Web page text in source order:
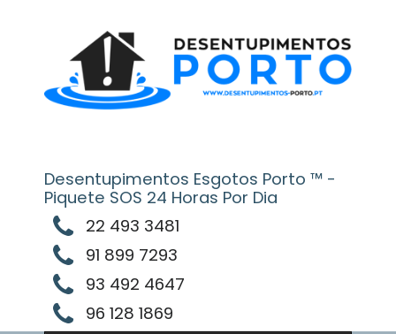
Desentupimentos Esgotos Porto ™ -
Piquete SOS 24 Horas Por Dia
22 493 3481
91 899 7293
93 492 4647
96 128 1869